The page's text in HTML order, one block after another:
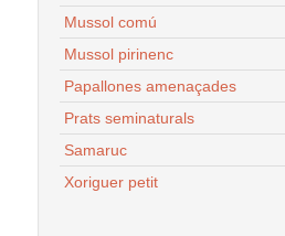
Mussol comú
Mussol pirinenc
Papallones amenaçades
Prats seminaturals
Samaruc
Xoriguer petit